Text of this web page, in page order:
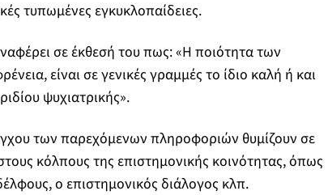
τυπωμένες εγκυκλοπαίδειες.
σε έκθεσή του πως: «Η ποιότητα των
είναι σε γενικές γραμμές το ίδιο καλή ή και
ψυχιατρικής».
των παρεχόμενων πληροφοριών θυμίζουν σε
κόλπους της επιστημονικής κοινότητας, όπως
ο επιστημονικός διάλογος κλπ.